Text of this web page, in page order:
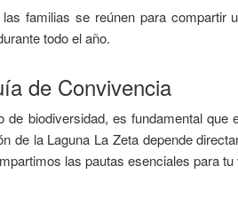
familias se reúnen para compartir
todo el año.
de Convivencia
biodiversidad, es fundamental que
de la Laguna La Zeta depende
las pautas esenciales para tu